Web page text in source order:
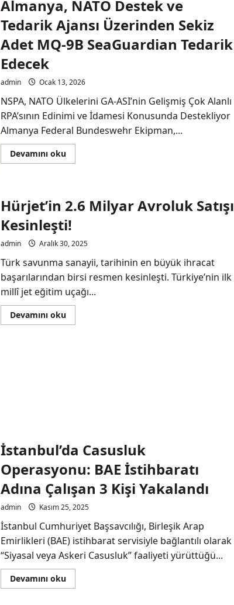
Arasında
Dev
İş
Birliği:
İHA
ve
İDA’lar
Almanya, NATO Destek ve
Tedarik Ajansı Üzerinden Sekiz
Adet MQ-9B SeaGuardian Tedarik
Edecek
admin Ocak 13, 2026
NSPA, NATO Ülkelerini GA-ASI’nin Gelişmiş Çok Alanlı
RPA’sının Edinimi ve İdamesi Konusunda Destekliyor
Almanya Federal Bundeswehr Ekipman,...
Devamını okuRead
more
ve
Tedarik
Ajansı
Üzerinden
Adet
9B
SeaGuardian
Tedarik
Edecek
Hürjet’in 2.6 Milyar Avroluk Satışı
Kesinleşti!
admin Aralık 30, 2025
Türk savunma sanayii, tarihinin en büyük ihracat
başarılarından birsi resmen kesinleşti. Türkiye’nin ilk
millî jet eğitim uçağı...
Devamını okuRead
more
İstanbul’da Casusluk
Operasyonu: BAE İstihbaratı
Adına Çalışan 3 Kişi Yakalandı
admin Kasım 25, 2025
İstanbul Cumhuriyet Başsavcılığı, Birleşik Arap
Emirlikleri (BAE) istihbarat servisiyle bağlantılı olarak
“Siyasal veya Askeri Casusluk” faaliyeti yürüttüğü...
Devamını okuRead
more